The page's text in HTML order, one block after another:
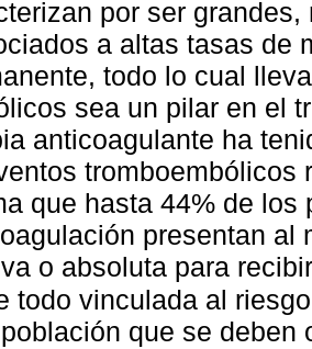
por ser
a altas tasas de
todo lo cual
sea un pilar en el
anticoagulante ha
tromboembólicos
que hasta 44% de
presentan al
o absoluta para
todo vinculada al
que se deben